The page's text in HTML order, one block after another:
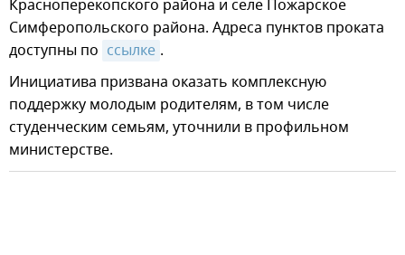
Красноперекопского района и селе Пожарское
Симферопольского района. Адреса пунктов проката
доступны по ссылке .
Инициатива призвана оказать комплексную
поддержку молодым родителям, в том числе
студенческим семьям, уточнили в профильном
министерстве.